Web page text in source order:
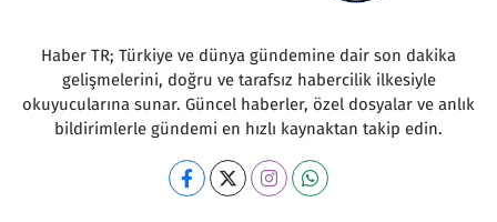
Haber TR; Türkiye ve dünya gündemine dair son dakika
gelişmelerini, doğru ve tarafsız habercilik ilkesiyle
okuyucularına sunar. Güncel haberler, özel dosyalar ve anlık
bildirimlerle gündemi en hızlı kaynaktan takip edin.